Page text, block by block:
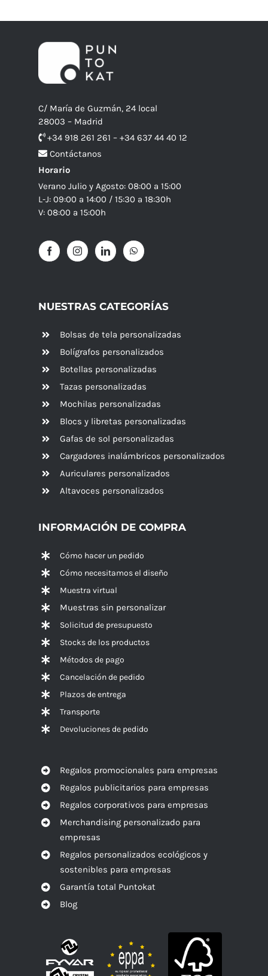
C/ María de Guzmán, 24 local
28003 – Madrid
+34 918 261 261 – +34 637 44 40 12
Contáctanos
Horario
Verano Julio y Agosto: 08:00 a 15:00
L-J: 09:00 a 14:00 / 15:30 a 18:30h
V: 08:00 a 15:00h
NUESTRAS CATEGORÍAS
Bolsas de tela personalizadas
Bolígrafos personalizados
Botellas personalizadas
Tazas personalizadas
Mochilas personalizadas
Blocs y libretas personalizadas
Gafas de sol personalizadas
Cargadores inalámbricos personalizados
Auriculares personalizados
Altavoces personalizados
INFORMACIÓN DE COMPRA
Cómo hacer un pedido
Cómo necesitamos el diseño
Muestra virtual
Muestras sin personalizar
Solicitud de presupuesto
Stocks de los productos
Métodos de pago
Cancelación de pedido
Plazos de entrega
Transporte
Devoluciones de pedido
Regalos promocionales para empresas
Regalos publicitarios para empresas
Regalos corporativos para empresas
Merchandising personalizado para
empresas
Regalos personalizados ecológicos y
sostenibles para empresas
Garantía total Puntokat
Blog